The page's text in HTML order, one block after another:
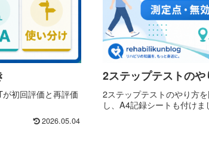
初回評価と再評価
2026.05.04
2ステップテストの
2ステップテストのやり方
し、A4記録シートも付けま